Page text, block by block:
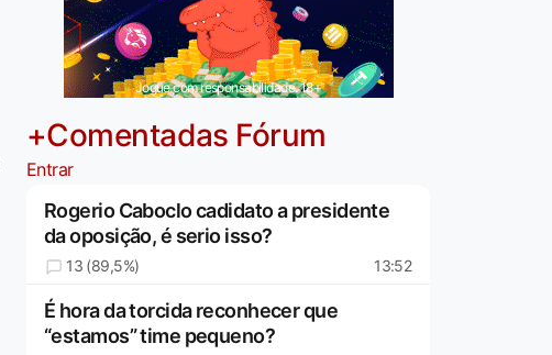
Jogue com responsabilidade. 18+
+Comentadas Fórum
Entrar
Rogerio Caboclo cadidato a presidente
da oposição, é serio isso?
13 (89,5%) 13:52
É hora da torcida reconhecer que
“estamos” time pequeno?